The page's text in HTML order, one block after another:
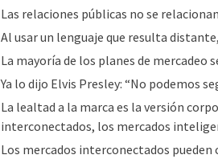
Las relaciones públicas no se
Al usar un lenguaje que resulta
La mayoría de los planes de mercadeo
Ya lo dijo Elvis Presley: “No podemos
La lealtad a la marca es la versión
interconectados, los mercados
Los mercados interconectados